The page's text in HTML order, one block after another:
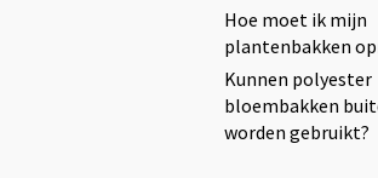
Hoe moet ik mijn
plantenbakken
Kunnen polyester
bloembakken
worden gebruikt?